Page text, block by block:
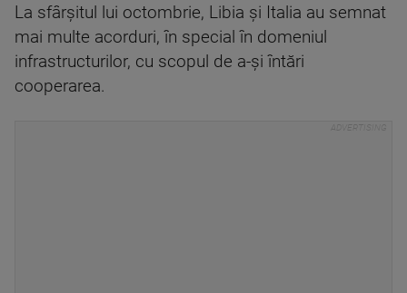
La sfârşitul lui octombrie, Libia şi Italia au semnat
mai multe acorduri, în special în domeniul
infrastructurilor, cu scopul de a-şi întări
cooperarea.